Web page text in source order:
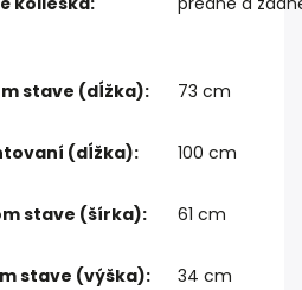
stave (dĺžka): 73 cm
(dĺžka): 100 cm
stave (šírka): 61 cm
stave (výška): 34 cm